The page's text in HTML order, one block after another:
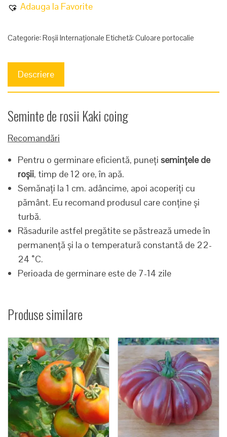
coingAdauga la Favorite
Categorie: Roșii Internaționale Etichetă: Culoare portocalie
Descriere
Seminte de rosii Kaki coing
Recomandări
Pentru o germinare eficientă, puneți semințele de
roșii, timp de 12 ore, în apă.
Semănați la 1 cm. adâncime, apoi acoperiți cu
pământ. Eu recomand produsul care conține și
turbă.
Răsadurile astfel pregătite se păstrează umede în
permanență și la o temperatură constantă de 22-
24 ˚C.
Perioada de germinare este de 7-14 zile
Produse similare